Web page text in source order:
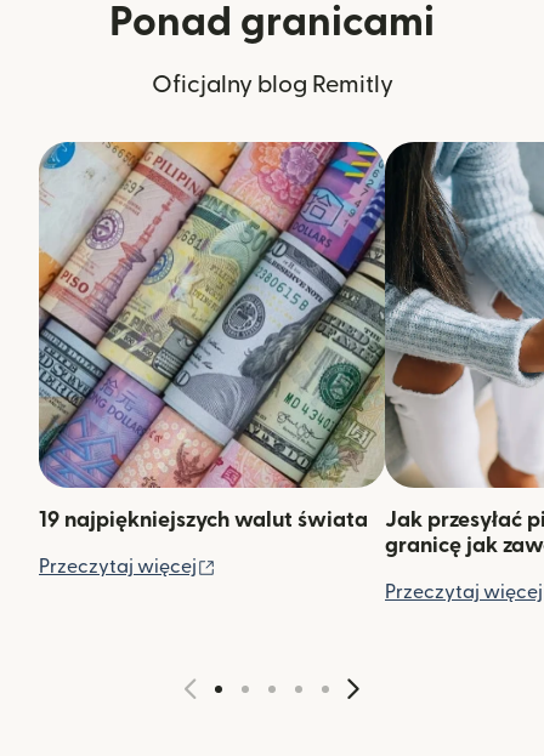
Ponad granicami
Oficjalny blog Remitly
19 najpiękniejszych walut świata
Przeczytaj więcej
Jak przesyłać
granicę jak
Przeczytaj więcej